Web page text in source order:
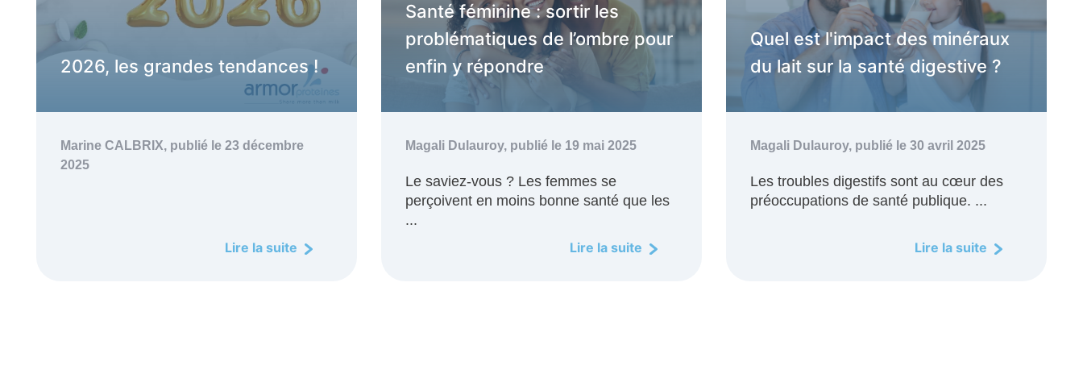
2026, les grandes tendances !
Marine CALBRIX, publié le 23 décembre
2025
Lire la suite
Santé féminine : sortir les
problématiques de l’ombre pour
enfin y répondre
Magali Dulauroy, publié le 19 mai 2025
Le saviez-vous ? Les femmes se
perçoivent en moins bonne santé que les
...
Lire la suite
Quel est l'impact des minéraux
du lait sur la santé digestive ?
Magali Dulauroy, publié le 30 avril 2025
Les troubles digestifs sont au cœur des
préoccupations de santé publique. ...
Lire la suite